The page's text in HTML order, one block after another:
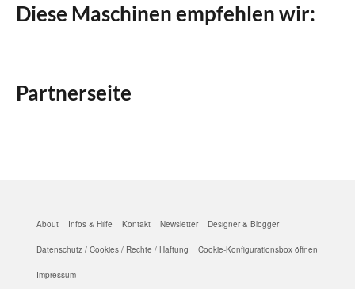
Diese Maschinen empfehlen wir:
Partnerseite
About Infos & Hilfe Kontakt Newsletter Designer & Blogger
Datenschutz / Cookies / Rechte / Haftung Cookie-Konfigurationsbox öffnen
Impressum